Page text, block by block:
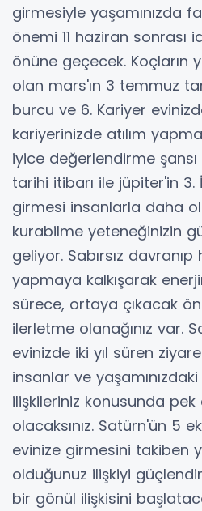
girmesiyle yaşamınızda
önemi 11 haziran sonrası
önüne geçecek. Koçların
olan mars'ın 3 temmuz
burcu ve 6. Kariyer
kariyerinizde atılım
iyice değerlendirme şansı
tarihi itibarı ile jüpiter'in 3.
girmesi insanlarla daha
kurabilme yeteneğinizin
geliyor. Sabırsız
yapmaya kalkışarak
sürece, ortaya çıkacak
ilerletme olanağınız var.
evinizde iki yıl süren
insanlar ve
ilişkileriniz konusunda
olacaksınız. Satürn'ün 5
evinize girmesini takiben
olduğunuz ilişkiyi
bir gönül ilişkisini